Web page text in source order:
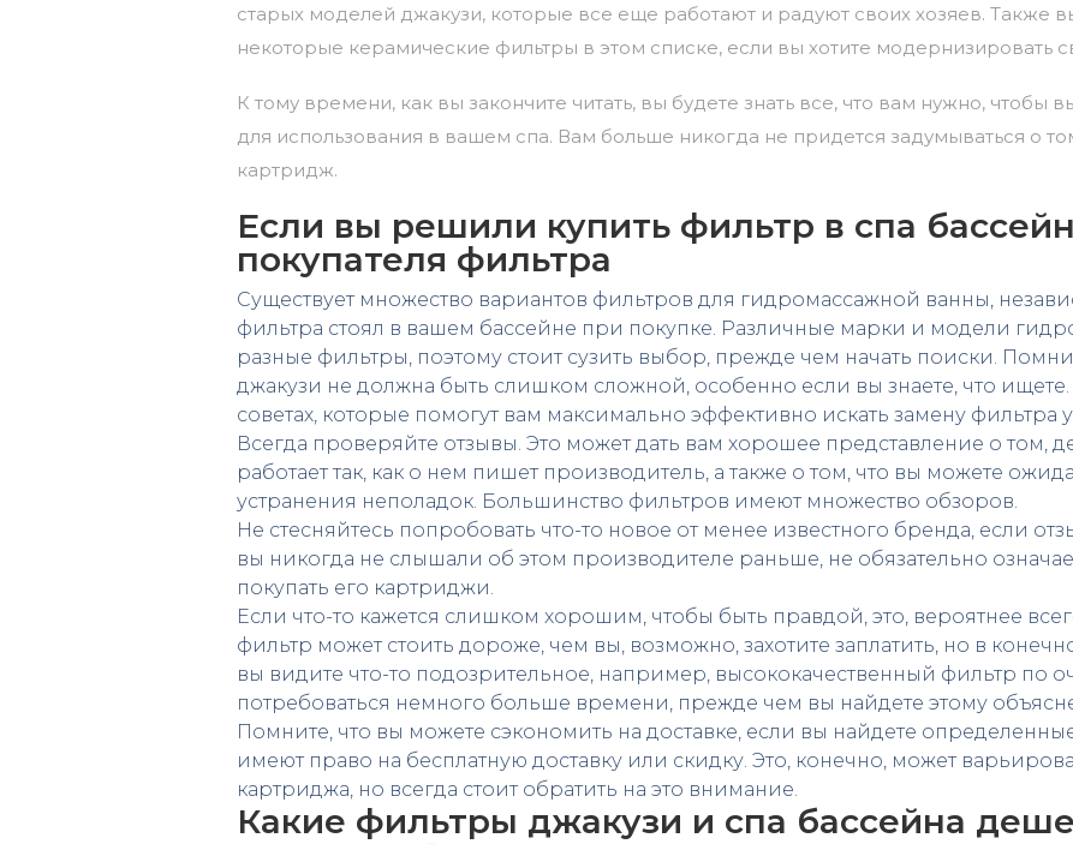
старых моделей джакузи, которые все еще работают и радуют своих хозяев. Также
некоторые керамические фильтры в этом списке, если вы хотите модернизировать
К тому времени, как вы закончите читать, вы будете знать все, что вам нужно, чтобы
для использования в вашем спа. Вам больше никогда не придется задумываться о
картридж.
Если вы решили купить фильтр в спа
покупателя фильтра
Существует множество вариантов фильтров для гидромассажной ванны,
фильтра стоял в вашем бассейне при покупке. Различные марки и модели
разные фильтры, поэтому стоит сузить выбор, прежде чем начать поиски.
джакузи не должна быть слишком сложной, особенно если вы знаете, что
советах, которые помогут вам максимально эффективно искать замену фильтра у
Всегда проверяйте отзывы. Это может дать вам хорошее представление о том,
работает так, как о нем пишет производитель, а также о том, что вы можете
устранения неполадок. Большинство фильтров имеют множество обзоров.
Не стесняйтесь попробовать что-то новое от менее известного бренда, если
вы никогда не слышали об этом производителе раньше, не обязательно
покупать его картриджи.
Если что-то кажется слишком хорошим, чтобы быть правдой, это, вероятнее
фильтр может стоить дороже, чем вы, возможно, захотите заплатить, но в
вы видите что-то подозрительное, например, высококачественный фильтр по
потребоваться немного больше времени, прежде чем вы найдете этому
Помните, что вы можете сэкономить на доставке, если вы найдете
имеют право на бесплатную доставку или скидку. Это, конечно, может
картриджа, но всегда стоит обратить на это внимание.
Какие фильтры джакузи и спа бассейна